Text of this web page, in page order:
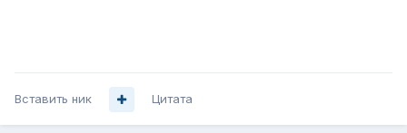
Вставить ник Цитата